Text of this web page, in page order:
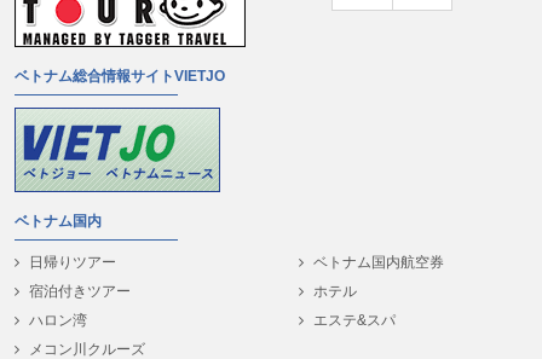
ベトナム総合情報サイトVIETJO
ベトナム国内
日帰りツアー
宿泊付きツアー
ハロン湾
メコン川クルーズ
ベトナム国内航空券
ホテル
エステ&スパ